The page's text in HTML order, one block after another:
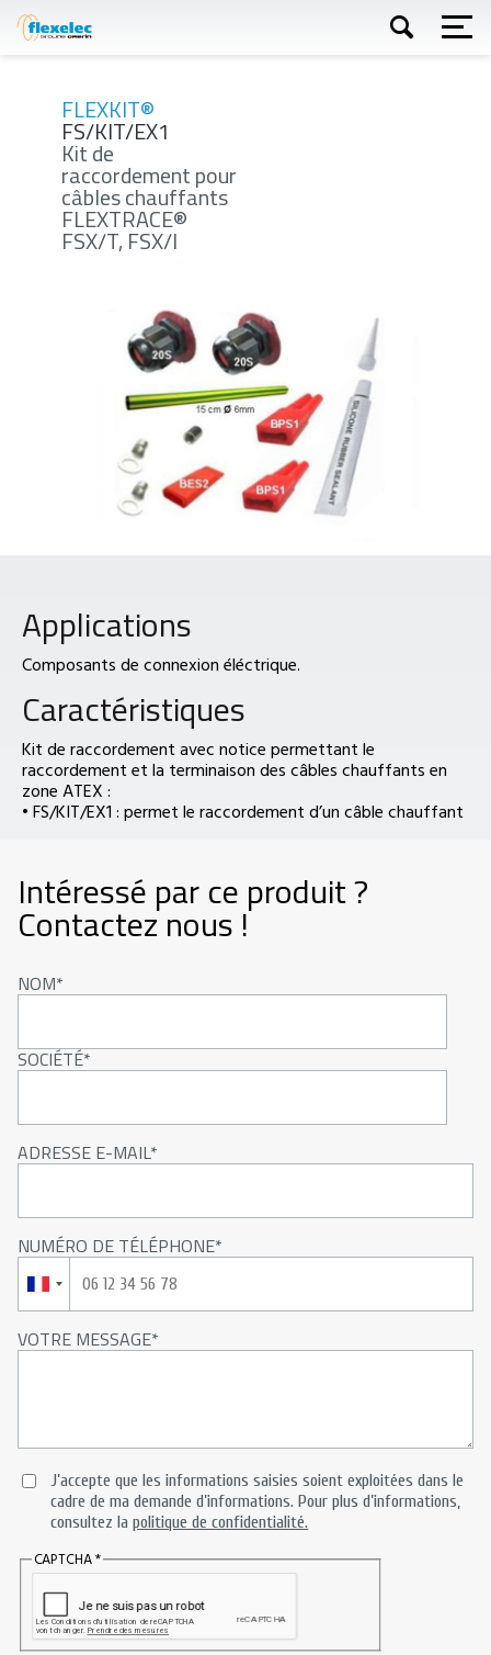
Aller
au
FLEXKIT®
FS/KIT/EX1
Kit de
raccordement pour
câbles chauffants
FLEXTRACE®
FSX/T, FSX/I
Applications
Composants de connexion éléctrique.
Caractéristiques
Kit de raccordement avec notice permettant le
raccordement et la terminaison des câbles chauffants en
zone ATEX :
• FS/KIT/EX1 : permet le raccordement d’un câble chauffant
Intéressé par ce produit ?
Contactez nous !
NOM
SOCIÉTÉ
ADRESSE E-MAIL
NUMÉRO DE TÉLÉPHONE
VOTRE MESSAGE
J’accepte que les informations saisies soient exploitées dans le
cadre de ma demande d’informations. Pour plus d’informations,
consultez lapolitique de confidentialité.
CAPTCHA